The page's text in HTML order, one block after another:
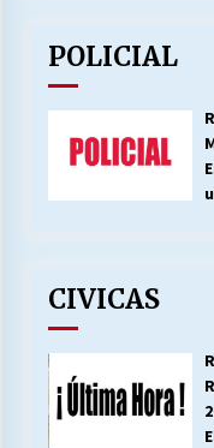
POLICIAL
CIVICAS